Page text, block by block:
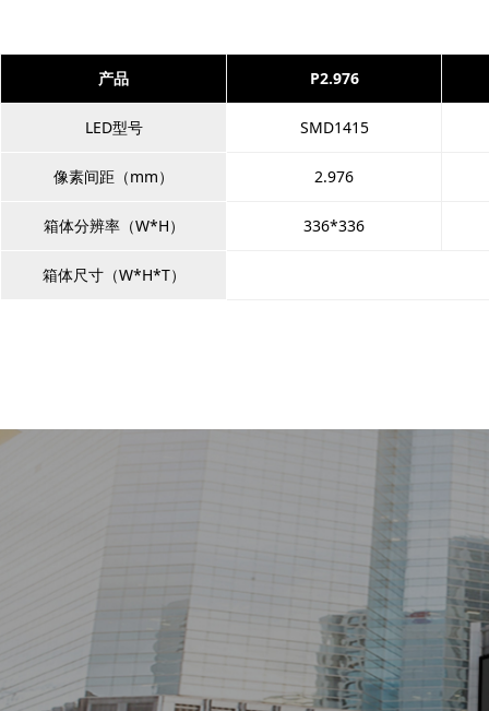
产品 P2.976
LED型号 SMD1415
像素间距（mm） 2.976
箱体分辨率（W*H） 336*336
箱体尺寸（W*H*T）